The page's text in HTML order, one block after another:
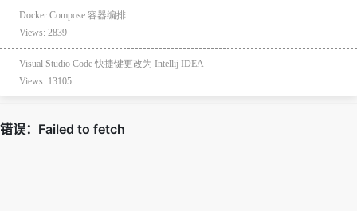
Docker Compose 容器编排
Views: 2839
Visual Studio Code 快捷键更改为 Intellij IDEA
Views: 13105